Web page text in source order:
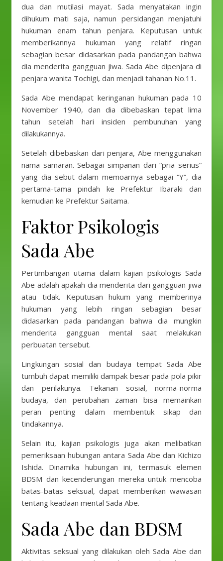
dua dan mutilasi mayat. Sada menyatakan ingin
dihukum mati saja, namun persidangan menjatuhi
hukuman enam tahun penjara. Keputusan untuk
memberikannya hukuman yang relatif ringan
sebagian besar didasarkan pada pandangan bahwa
dia menderita gangguan jiwa. Sada Abe dipenjara di
penjara wanita Tochigi, dan menjadi tahanan No.11.
Sada Abe mendapat keringanan hukuman pada 10
November 1940, dan dia dibebaskan tepat lima
tahun setelah hari insiden pembunuhan yang
dilakukannya.
Setelah dibebaskan dari penjara, Abe menggunakan
nama samaran. Sebagai simpanan dari “pria serius”
yang dia sebut dalam memoarnya sebagai “Y”, dia
pertama-tama pindah ke Prefektur Ibaraki dan
kemudian ke Prefektur Saitama.
Faktor Psikologis
Sada Abe
Pertimbangan utama dalam kajian psikologis Sada
Abe adalah apakah dia menderita dari gangguan jiwa
atau tidak. Keputusan hukum yang memberinya
hukuman yang lebih ringan sebagian besar
didasarkan pada pandangan bahwa dia mungkin
menderita gangguan mental saat melakukan
perbuatan tersebut.
Lingkungan sosial dan budaya tempat Sada Abe
tumbuh dapat memiliki dampak besar pada pola pikir
dan perilakunya. Tekanan sosial, norma-norma
budaya, dan perubahan zaman bisa memainkan
peran penting dalam membentuk sikap dan
tindakannya.
Selain itu, kajian psikologis juga akan melibatkan
pemeriksaan hubungan antara Sada Abe dan Kichizo
Ishida. Dinamika hubungan ini, termasuk elemen
BDSM dan kecenderungan mereka untuk mencoba
batas-batas seksual, dapat memberikan wawasan
tentang keadaan mental Sada Abe.
Sada Abe dan BDSM
Aktivitas seksual yang dilakukan oleh Sada Abe dan